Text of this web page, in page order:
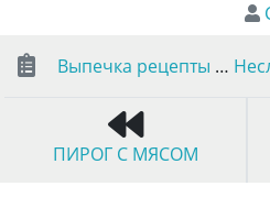
Выпечка рецепты …
ПИРОГ С МЯСОМ